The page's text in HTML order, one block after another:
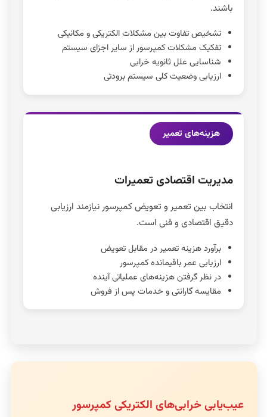
باشند.
تشخیص تفاوت بین مشکلات الکتریکی و مکانیکی
تفکیک مشکلات کمپرسور از سایر اجزای سیستم
شناسایی علل ثانویه خرابی
ارزیابی وضعیت کلی سیستم برودتی
هزینه‌های تعمیر
مدیریت اقتصادی تعمیرات
انتخاب بین تعمیر و تعویض کمپرسور نیازمند ارزیابی
دقیق اقتصادی و فنی است.
برآورد هزینه تعمیر در مقابل تعویض
ارزیابی عمر باقیمانده کمپرسور
در نظر گرفتن هزینه‌های عملیاتی آینده
مقایسه گارانتی و خدمات پس از فروش
عیب‌یابی خرابی‌های الکتریکی کمپرسور